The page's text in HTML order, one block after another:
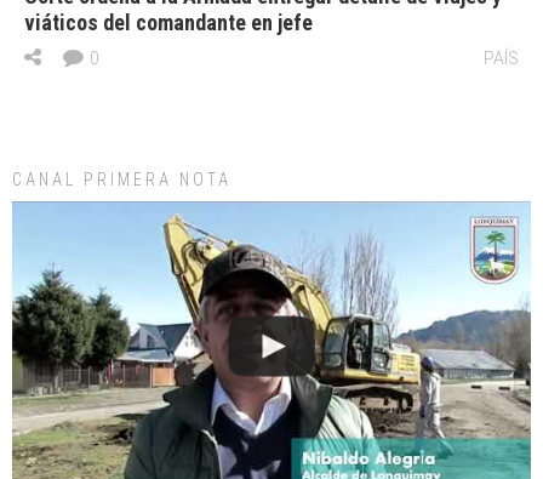
viáticos del comandante en jefe
PAÍS
0
CANAL PRIMERA NOTA